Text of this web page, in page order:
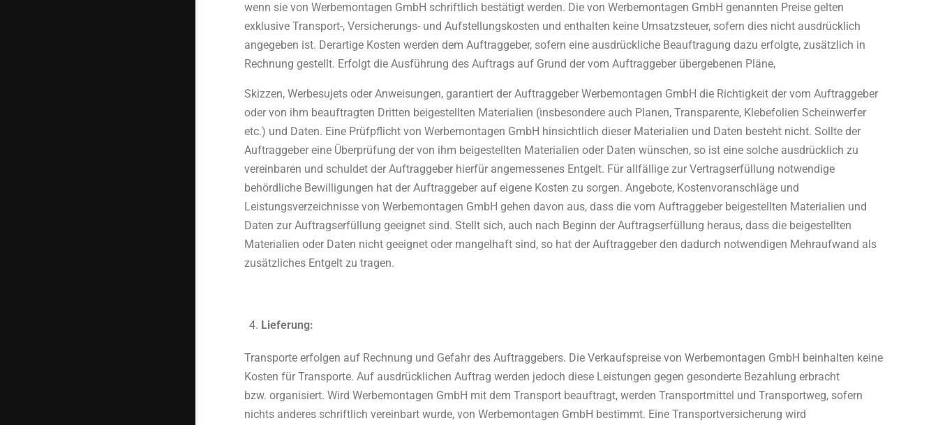
wenn sie von Werbemontagen GmbH schriftlich bestätigt werden. Die von Werbemontagen GmbH genannten Preise gelten
exklusive Transport-, Versicherungs- und Aufstellungskosten und enthalten keine Umsatzsteuer, sofern dies nicht ausdrücklich
angegeben ist. Derartige Kosten werden dem Auftraggeber, sofern eine ausdrückliche Beauftragung dazu erfolgte, zusätzlich in
Rechnung gestellt. Erfolgt die Ausführung des Auftrags auf Grund der vom Auftraggeber übergebenen Pläne,
Skizzen, Werbesujets oder Anweisungen, garantiert der Auftraggeber Werbemontagen GmbH die Richtigkeit der vom Auftraggeber
oder von ihm beauftragten Dritten beigestellten Materialien (insbesondere auch Planen, Transparente, Klebefolien Scheinwerfer
etc.) und Daten. Eine Prüfpflicht von Werbemontagen GmbH hinsichtlich dieser Materialien und Daten besteht nicht. Sollte der
Auftraggeber eine Überprüfung der von ihm beigestellten Materialien oder Daten wünschen, so ist eine solche ausdrücklich zu
vereinbaren und schuldet der Auftraggeber hierfür angemessenes Entgelt. Für allfällige zur Vertragserfüllung notwendige
behördliche Bewilligungen hat der Auftraggeber auf eigene Kosten zu sorgen. Angebote, Kostenvoranschläge und
Leistungsverzeichnisse von Werbemontagen GmbH gehen davon aus, dass die vom Auftraggeber beigestellten Materialien und
Daten zur Auftragserfüllung geeignet sind. Stellt sich, auch nach Beginn der Auftragserfüllung heraus, dass die beigestellten
Materialien oder Daten nicht geeignet oder mangelhaft sind, so hat der Auftraggeber den dadurch notwendigen Mehraufwand als
zusätzliches Entgelt zu tragen.
Lieferung:
Transporte erfolgen auf Rechnung und Gefahr des Auftraggebers. Die Verkaufspreise von Werbemontagen GmbH beinhalten keine
Kosten für Transporte. Auf ausdrücklichen Auftrag werden jedoch diese Leistungen gegen gesonderte Bezahlung erbracht
bzw. organisiert. Wird Werbemontagen GmbH mit dem Transport beauftragt, werden Transportmittel und Transportweg, sofern
nichts anderes schriftlich vereinbart wurde, von Werbemontagen GmbH bestimmt. Eine Transportversicherung wird